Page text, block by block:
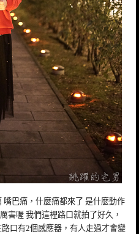
巴痛，什麼痛都來了 是什麼動作
害喔 我們這裡路口就拍了好久，
口有2個感應器，有人走過才會變